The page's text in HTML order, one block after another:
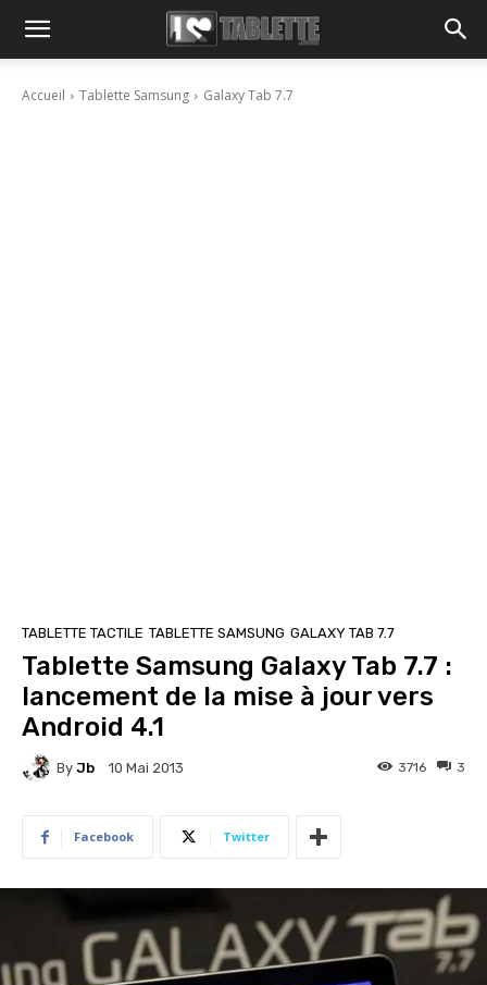
Accueil Tablette Samsung Galaxy Tab 7.7
TABLETTE TACTILE TABLETTE SAMSUNG GALAXY TAB 7.7
Tablette Samsung Galaxy Tab 7.7 :
lancement de la mise à jour vers
Android 4.1
By Jb 10 Mai 2013 3
3716
Facebook Twitter